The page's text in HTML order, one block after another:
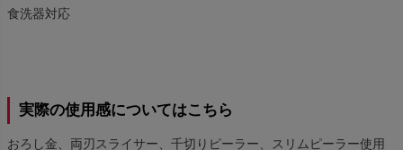
食洗器対応
実際の使用感についてはこちら
おろし金、両刃スライサー、千切りピーラー、スリムピーラー使用